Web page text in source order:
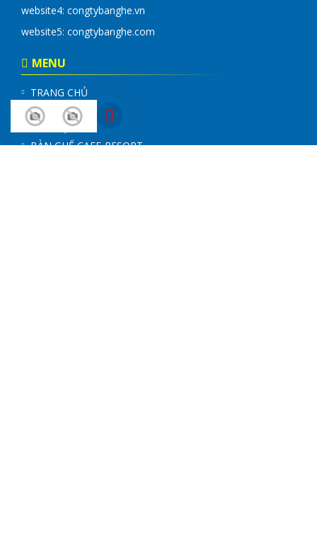
website4: congtybanghe.vn
website5: congtybanghe.com
MENU
TRANG CHỦ
GIỚI THIỆU
LIÊN HỆ
BÀN GHẾ CAFE-RESORT